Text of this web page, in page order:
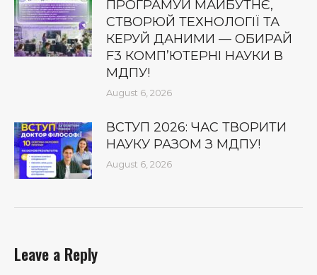
ПРОГРАМУЙ МАЙБУТНЄ,
СТВОРЮЙ ТЕХНОЛОГІЇ ТА
КЕРУЙ ДАНИМИ — ОБИРАЙ
F3 КОМП’ЮТЕРНІ НАУКИ В
МДПУ!
August 6, 2026
ВСТУП 2026: ЧАС ТВОРИТИ
НАУКУ РАЗОМ З МДПУ!
August 6, 2026
Leave a Reply